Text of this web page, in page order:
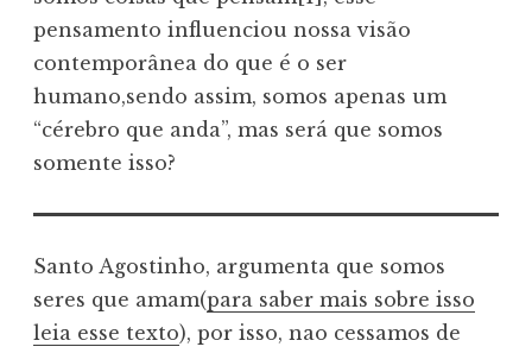
pensamento influenciou nossa visão
contemporânea do que é o ser
humano,sendo assim, somos apenas um
“cérebro que anda”, mas será que somos
somente isso?
Santo Agostinho, argumenta que somos
seres que amam(para saber mais sobre isso
leia esse texto), por isso, nao cessamos de